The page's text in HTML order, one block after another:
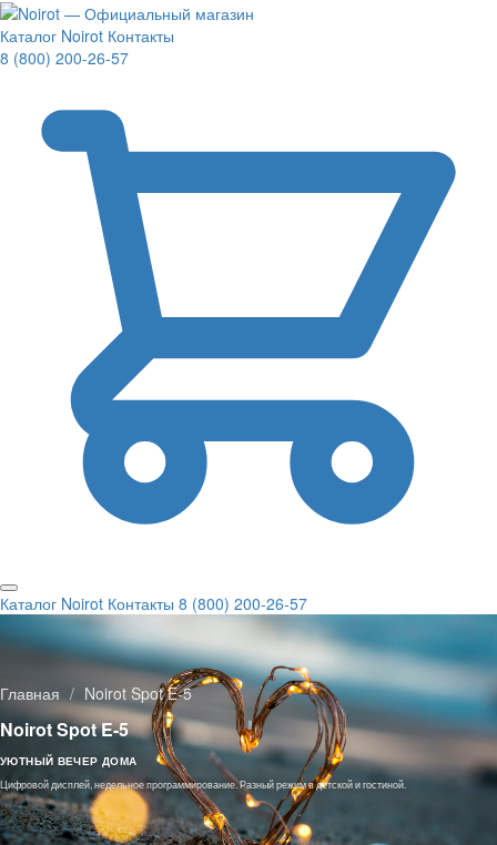
Каталог Noirot Контакты
8 (800) 200-26-57
Каталог Noirot Контакты 8 (800) 200-26-57
Главная Noirot Spot E-5
Noirot Spot E-5
УЮТНЫЙ ВЕЧЕР ДОМА
Цифровой дисплей, недельное программирование. Разный режим в детской и гостиной.